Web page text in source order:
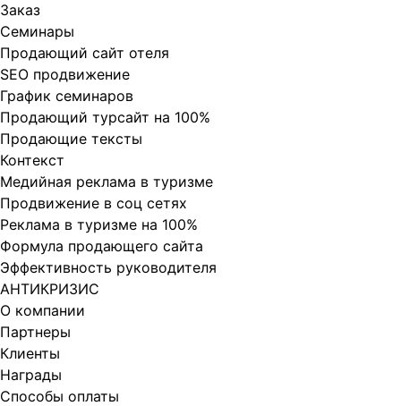
Заказ
Cеминары
Продающий сайт отеля
SEO продвижение
График семинаров
Продающий турсайт на 100%
Продающие тексты
Контекст
Медийная реклама в туризме
Продвижение в соц сетях
Реклама в туризме на 100%
Формула продающего сайта
Эффективность руководителя
АНТИКРИЗИС
О компании
Партнеры
Клиенты
Награды
Способы оплаты